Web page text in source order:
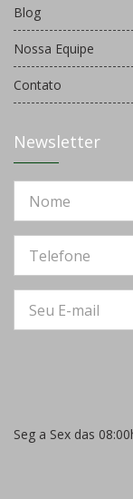
Blog
Nossa Equipe
Contato
Newsletter
Seg a Sex das